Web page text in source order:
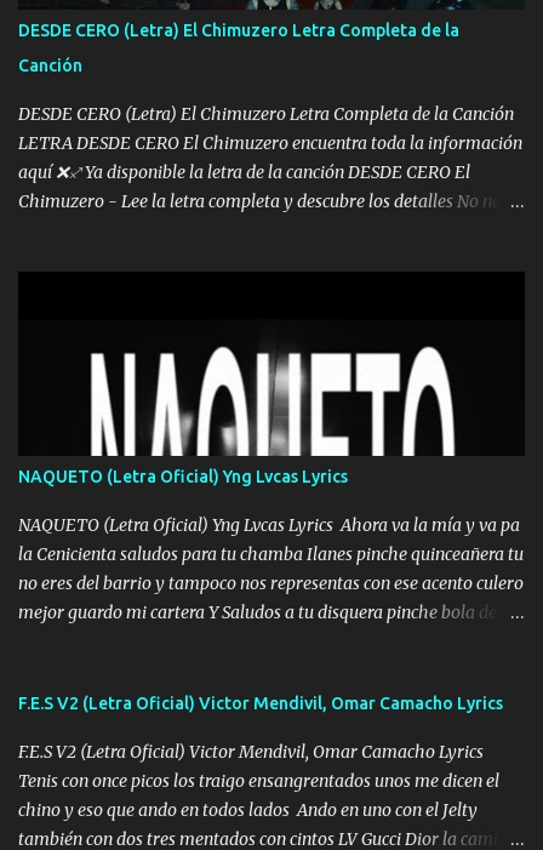
también la nueve que cargo al lado doy la mano al que su amigo y
al traicionero damos pa abajo Y No me paran aquí hay pa más
pues hay charola les voy a dar hasta topar pues no hay de otra...
DESDE CERO (Letra) El Chimuzero Letra Completa de la
Canción
DESDE CERO (Letra) El Chimuzero Letra Completa de la Canción
LETRA DESDE CERO El Chimuzero encuentra toda la información
aquí ❌♐ Ya disponible la letra de la canción DESDE CERO El
Chimuzero - Lee la letra completa y descubre los detalles No nací
❌ www.elnorteduro.com ❌ Yo No limito los Sueños , si no existe
Uno pues Hallamos Modos , Si me caigo me Levanto, Aprendo Del
Error Y me sacudo El Lodo ❌ www.elnorteduro.com ❌ El Dinero
No me falta Pero Tampoco me Estorba , Por Eso Manejo Todo
Bien Regido Por mis Normas . Aquí no Se Sufre de Ego vengo Desde
Abajo y me costó subir Fue Con Trabajo Y Esfuerzo, Nada es
Regalado Me Super Invertir A Mí lado Una Princesa que A pesar de
Todo Siempre a estado ahí . Hecho pa...
NAQUETO (Letra Oficial) Yng Lvcas Lyrics
NAQUETO (Letra Oficial) Yng Lvcas Lyrics Ahora va la mía y va pa
la Cenicienta saludos para tu chamba Ilanes pinche quinceañera tu
no eres del barrio y tampoco nos representas con ese acento culero
mejor guardo mi cartera Y Saludos a tu disquera pinche bola de
amarrados y tu escondido entre el miedo Que el chacal mas caro
timbo tú tu ropa y tus joyas están iguales a ti todas nacas todas
chafas baratas como TAfi Y un trofeo para Jiménez por dejarse
embarazar aunque aquí huele algo raro y es que tu no estas jamas
Muestras en las redes que solo ella y nada más pero yo me se otras
F.E.S V2 (Letra Oficial) Victor Mendivil, Omar Camacho Lyrics
F.E.S V2 (Letra Oficial) Victor Mendivil, Omar Camacho Lyrics
Tenis con once picos los traigo ensangrentados unos me dicen el
chino y eso que ando en todos lados Ando en uno con el Jelty
también con dos tres mentados con cintos LV Gucci Dior la camisa